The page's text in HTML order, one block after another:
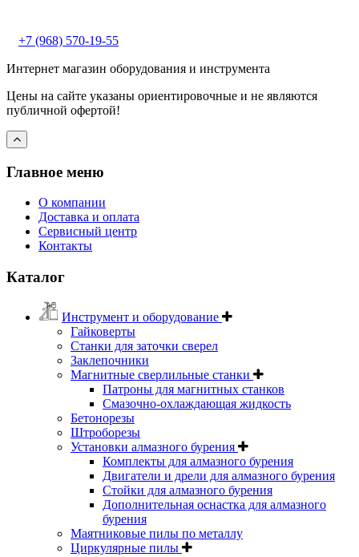
+7 (968) 570-19-55
Интернет магазин оборудования и инструмента
Цены на сайте указаны ориентировочные и не являются
публичной офертой!
Главное меню
О компании
Доставка и оплата
Сервисный центр
Контакты
Каталог
Инструмент и оборудование
Гайковерты
Станки для заточки сверел
Заклепочники
Магнитные сверлильные станки
Патроны для магнитных станков
Смазочно-охлаждающая жидкость
Бетонорезы
Штроборезы
Установки алмазного бурения
Комплекты для алмазного бурения
Двигатели и дрели для алмазного бурения
Стойки для алмазного бурения
Дополнительная оснастка для алмазного
бурения
Маятниковые пилы по металлу
Циркулярные пилы